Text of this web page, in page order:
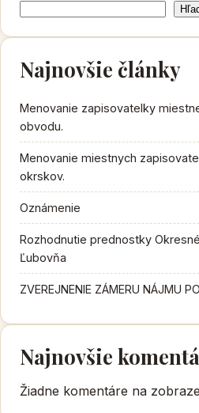
Najnovšie články
Menovanie zapisovatelky
obvodu.
Menovanie miestnych
okrskov.
Oznámenie
Rozhodnutie prednostky
Ľubovňa
ZVEREJNENIE ZÁMERU NÁJMU
Najnovšie
Žiadne komentáre na